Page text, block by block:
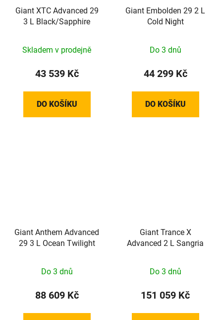
Giant XTC Advanced 29
3 L Black/Sapphire
Skladem v prodejně
43 539 Kč
DO KOŠÍKU
Giant Embolden 29 2 L
Cold Night
Do 3 dnů
44 299 Kč
DO KOŠÍKU
Giant Anthem Advanced
29 3 L Ocean Twilight
Do 3 dnů
88 609 Kč
Giant Trance X
Advanced 2 L Sangria
Do 3 dnů
151 059 Kč